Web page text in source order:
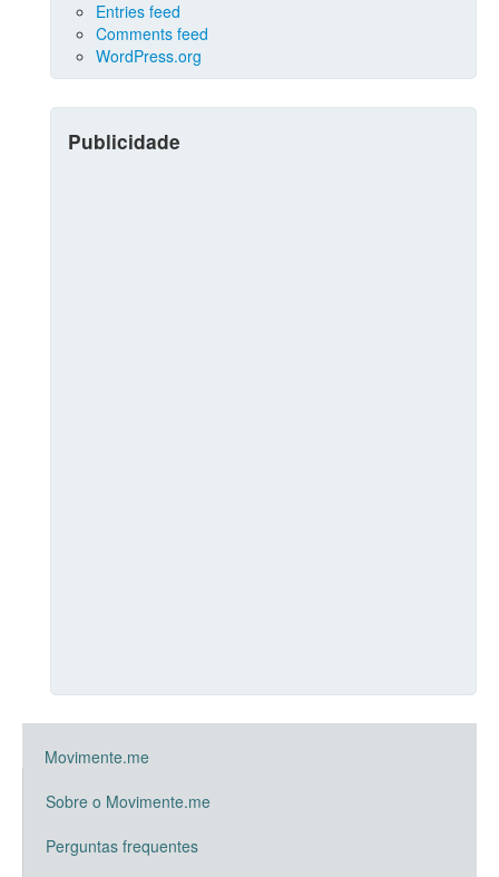
Entries feed
Comments feed
WordPress.org
Publicidade
Movimente.me
Sobre o Movimente.me
Perguntas frequentes